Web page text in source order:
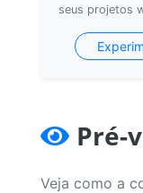
seus projetos
Pré-
Veja como a